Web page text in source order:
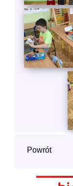
Powrót